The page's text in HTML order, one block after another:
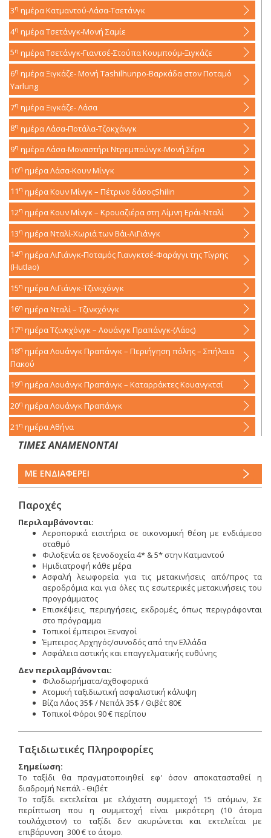
3η ημέραΚατμαντού-Λάσα-Τσετάνγκ
4η ημέραΤσετάνγκ-Μονή Σαμίε
5η ημέραΤσετάνγκ-Γιαντσέ-Στούπα Κουμπούμ-Ξιγκάζε
6η ημέραΞιγκάζε- Μονή Tashilhunpo-Βαρκάδα στον Ποταμό
Yarlung
7η ημέραΞιγκάζε- Λάσα
8η ημέραΛάσα-Ποτάλα-Τζοκχάνγκ
9η ημέραΛάσα-Μοναστήρι Ντρεμπούνγκ-Μονή Σέρα
10η ημέραΛάσα-Κουν Μίνγκ
11 η ημέραΚουν Μίνγκ – Πέτρινο δάσοςShilin
12η ημέραΚουν Μίνγκ – Κρουαζιέρα στη Λίμνη Εράι-Νταλί
13η ημέραΝταλί-Χωριά των Βάι-ΛιΓιάνγκ
14η ημέραΛιΓιάνγκ-Ποταμός Γιανγκτσέ-Φαράγγι της Τίγρης
(Hutlao)
15η ημέραΛιΓιάνγκ-Τζινκχόνγκ
16η ημέραΝταλί – Τζινκχόνγκ
17η ημέραΤζινκχόνγκ – Λουάνγκ Πραπάνγκ-(Λάος)
18η ημέραΛουάνγκ Πραπάνγκ – Περιήγηση πόλης – Σπήλαια
Πακού
19η ημέραΛουάνγκ Πραπάνγκ – Καταρράκτες Κουανγκτσί
20η ημέραΛουάνγκ Πραπάνγκ
21 η ημέραΑθήνα
ΤΙΜΕΣ ΑΝΑΜΕΝΟΝΤΑΙ
ΜΕ ΕΝΔΙΑΦΕΡΕΙ
Παροχές
Περιλαμβάνονται:
Αεροπορικά εισιτήρια σε οικονομική θέση με ενδιάμεσο
σταθμό
Φιλοξενία σε ξενοδοχεία 4* & 5* στην Κατμαντού
Ημιδιατροφή κάθε μέρα
Ασφαλή λεωφορεία για τις μετακινήσεις από/προς τα
αεροδρόμια και για όλες τις εσωτερικές μετακινήσεις του
προγράμματος
Επισκέψεις, περιηγήσεις, εκδρομές, όπως περιγράφονται
στο πρόγραμμα
Τοπικοί έμπειροι Ξεναγοί
Έμπειρος Αρχηγός/συνοδός από την Ελλάδα
Ασφάλεια αστικής και επαγγελματικής ευθύνης
Δεν περιλαμβάνονται:
Φιλοδωρήματα/αχθοφορικά
Ατομική ταξιδιωτική ασφαλιστική κάλυψη
Βίζα Λάος 35$ / Νεπάλ 35$ / Θιβέτ 80€
Τοπικοί Φόροι 90 € περίπου
Ταξιδιωτικές Πληροφορίες
Σημείωση:
Το ταξίδι θα πραγματοποιηθεί εφ' όσον αποκατασταθεί η
διαδρομή Νεπάλ - Θιβέτ
Το ταξίδι εκτελείται με ελάχιστη συμμετοχή 15 ατόμων, Σε
περίπτωση που η συμμετοχή είναι μικρότερη (10 άτομα
τουλάχιστον) το ταξίδι δεν ακυρώνεται και εκτελείται με
επιβάρυνση 300 € το άτομο.